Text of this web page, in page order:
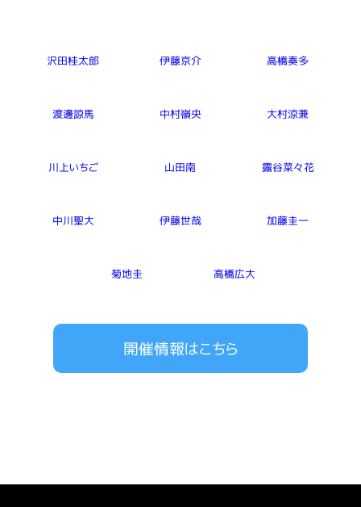
沢田桂太郎 伊藤京介 高橋奏多
渡邊諒馬 中村嶺央 大村涼兼
川上いちご 山田南 露谷菜々花
中川聖大 伊藤世哉 加藤圭一
菊地圭 高橋広大
開催情報はこちら